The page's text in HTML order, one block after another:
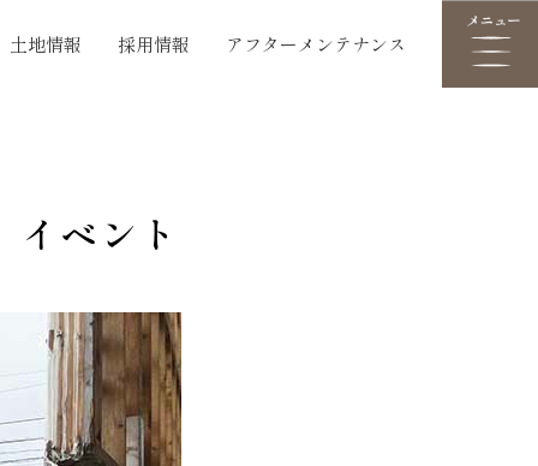
土地情報 採用情報 アフターメンテナンス
ベント